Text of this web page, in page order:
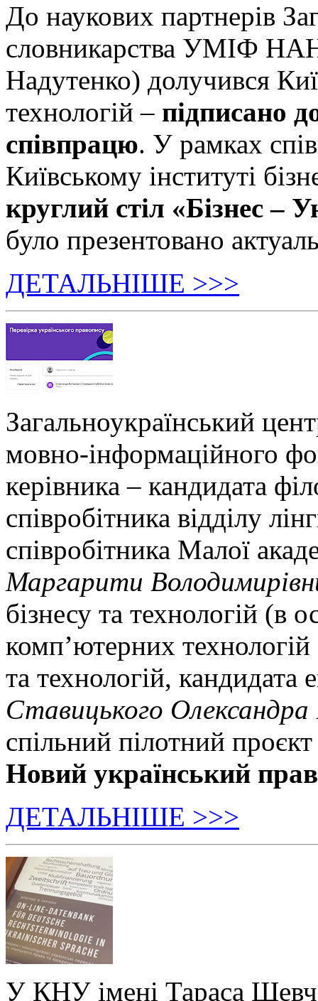
До наукових партнерів
словникарства УМІФ
Надутенко) долучився
технологій – підписано
співпрацю. У рамках
Київському інституті
круглий стіл «Бізнес –
було презентовано
ДЕТАЛЬНІШЕ >>>
Загальноукраїнський
мовно-інформаційного
керівника – кандидата
співробітника відділу
співробітника Малої
Маргарити
бізнесу та технологій (в
комп’ютерних технологій
та технологій, кандидата
Ставицького Олександра
спільний пілотний
Новий український
ДЕТАЛЬНІШЕ >>>
У КНУ імені Тараса